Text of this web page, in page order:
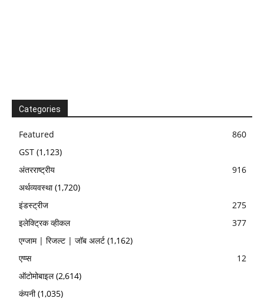
Categories
Featured
860
GST (1,123)
अंतरराष्ट्रीय
916
अर्थव्यवस्था(1,720)
इंडस्ट्रीज
275
इलेक्ट्रिक व्हीकल
377
एग्जाम | रिजल्ट | जॉब अलर्ट (1,162)
एप्प्स
12
ऑटोमोबाइल(2,614)
कंपनी(1,035)